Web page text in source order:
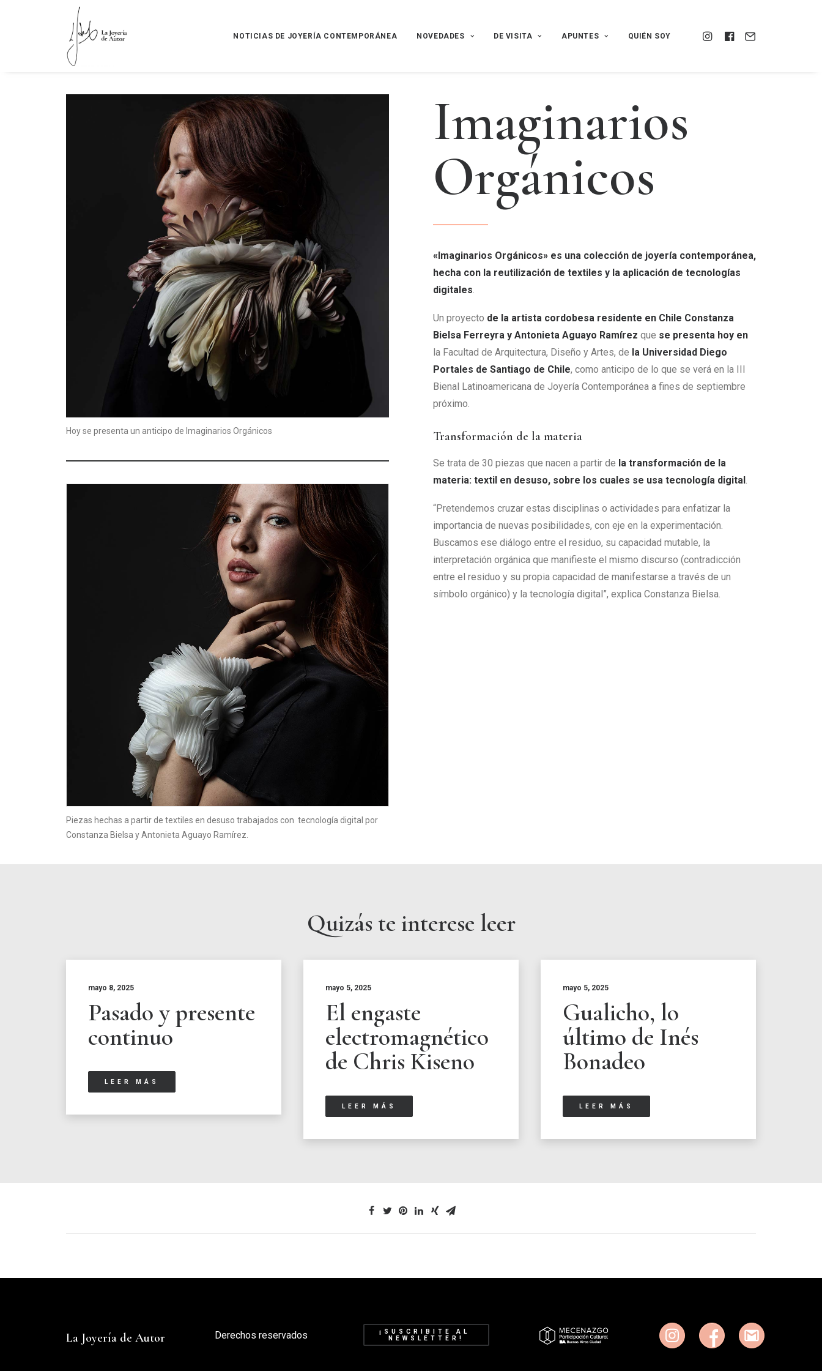
NOTICIAS DE JOYERÍA CONTEMPORÁNEA NOVEDADES DE VISITA APUNTES QUIÉN SOY
Hoy se presenta un anticipo de Imaginarios Orgánicos
Piezas hechas a partir de textiles en desuso trabajados con tecnología digital por
Constanza Bielsa y Antonieta Aguayo Ramírez.
Imaginarios
Orgánicos
«Imaginarios Orgánicos» es una colección de joyería contemporánea,
hecha con la reutilización de textiles y la aplicación de tecnologías
digitales.
Un proyecto de la artista cordobesa residente en Chile Constanza
Bielsa Ferreyra y Antonieta Aguayo Ramírez que se presenta hoy en
la Facultad de Arquitectura, Diseño y Artes, de la Universidad Diego
Portales de Santiago de Chile, como anticipo de lo que se verá en la III
Bienal Latinoamericana de Joyería Contemporánea a fines de septiembre
próximo.
Transformación de la materia
Se trata de 30 piezas que nacen a partir de la transformación de la
materia: textil en desuso, sobre los cuales se usa tecnología digital.
“Pretendemos cruzar estas disciplinas o actividades para enfatizar la
importancia de nuevas posibilidades, con eje en la experimentación.
Buscamos ese diálogo entre el residuo, su capacidad mutable, la
interpretación orgánica que manifieste el mismo discurso (contradicción
entre el residuo y su propia capacidad de manifestarse a través de un
símbolo orgánico) y la tecnología digital”, explica Constanza Bielsa.
Quizás te interese leer
mayo 8, 2025
Pasado y presente
continuo
LEER MÁS
mayo 5, 2025
El engaste
electromagnético
de Chris Kiseno
LEER MÁS
mayo 5, 2025
Gualicho, lo
último de Inés
Bonadeo
LEER MÁS
La Joyería de Autor Derechos reservados
¡SUSCRIBITE AL
NEWSLETTER!